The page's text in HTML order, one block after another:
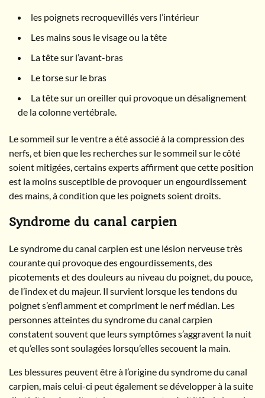
les poignets recroquevillés vers l’intérieur
Les mains sous le visage ou la tête
La tête sur l’avant-bras
Le torse sur le bras
La tête sur un oreiller qui provoque un désalignement
de la colonne vertébrale.
Le sommeil sur le ventre a été associé à la compression des
nerfs, et bien que les recherches sur le sommeil sur le côté
soient mitigées, certains experts affirment que cette position
est la moins susceptible de provoquer un engourdissement
des mains, à condition que les poignets soient droits.
Syndrome du canal carpien
Le syndrome du canal carpien est une lésion nerveuse très
courante qui provoque des engourdissements, des
picotements et des douleurs au niveau du poignet, du pouce,
de l’index et du majeur. Il survient lorsque les tendons du
poignet s’enflamment et compriment le nerf médian. Les
personnes atteintes du syndrome du canal carpien
constatent souvent que leurs symptômes s’aggravent la nuit
et qu’elles sont soulagées lorsqu’elles secouent la main.
Les blessures peuvent être à l’origine du syndrome du canal
carpien, mais celui-ci peut également se développer à la suite